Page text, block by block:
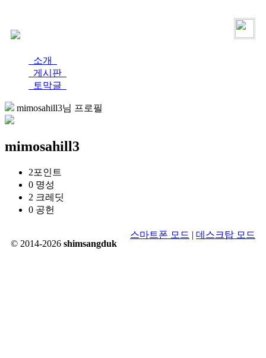
소개
게시판
토막글
mimosahill3님 프로필
mimosahill3
2포인트
0 명성
2 크레딧
0 공헌
© 2014-2026 shimsangduk
스마트폰 모드 | 데스크탑 모드